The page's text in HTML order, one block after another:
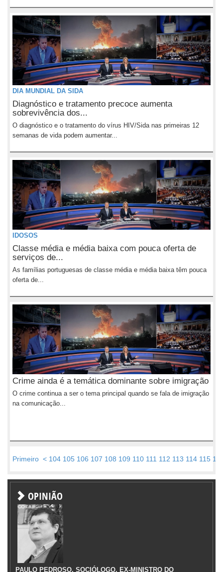
DIA MUNDIAL DA SIDA
Diagnóstico e tratamento precoce aumenta
sobrevivência dos...
O diagnóstico e o tratamento do vírus HIV/Sida nas primeiras 12
semanas de vida podem aumentar...
IDOSOS
Classe média e média baixa com pouca oferta de
serviços de...
As famílias portuguesas de classe média e média baixa têm pouca
oferta de...
Crime ainda é a temática dominante sobre imigração
O crime continua a ser o tema principal quando se fala de imigração
na comunicação...
Primeiro < 104 105 106 107 108 109 110 111 112 113 114 115
OPINIÃO
PAULO PEDROSO, SOCIÓLOGO, EX-MINISTRO DO